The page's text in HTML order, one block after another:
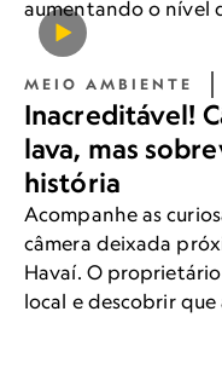
aumentando o nível
MEIO AMBIENTE
Inacreditável!
lava, mas
história
Acompanhe as
câmera deixada
Havaí. O
local e descobrir que